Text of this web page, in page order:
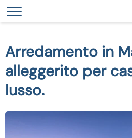
Arredamento in
alleggerito per
lusso.
Le tue preferenze